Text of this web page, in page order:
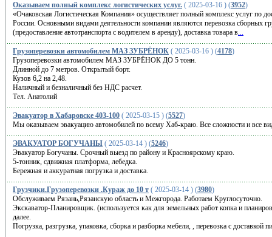
Оказываем полный комплекс логистических услуг. ( 2025-03-16 ) (3952)
«Очаковская Логистическая Компания» осуществляет полный комплекс услуг по
России. Основными видами деятельности компании являются перевозка сборных
(предоставление автотранспорта с водителем в аренду), доставка товара в...
Грузоперевозки автомобилем МАЗ ЗУБРЁНОК ( 2025-03-16 ) (4178)
Грузоперевозки автомобилем МАЗ ЗУБРЁНОК ДО 5 тонн.
Длинной до 7 метров. Открытый борт.
Кузов 6,2 на 2,48.
Наличный и безналичный без НДС расчет.
Тел. Анатолий
Эвакуатор в Хабаровске 403-100 ( 2025-03-15 ) (5527)
Мы оказываем эвакуацию автомобилей по всему Хаб-краю. Все сложности и все
ЭВАКУАТОР БОГУЧАНЫ ( 2025-03-14 ) (5246)
Эвакуатор Богучаны. Срочный выезд по району и Красноярскому краю.
5-тонник, сдвижная платформа, лебедка.
Бережная и аккуратная погрузка и доставка.
Грузчики.Грузоперевозки .Кураж до 10 т ( 2025-03-14 ) (3980)
Обслуживаем Рязань,Рязанскую область и Межгорода. Работаем Круглосуточно.
Экскаватор-Планировщик. (используется как для земельных работ копка и
далее.
Погрузка, разгрузка, упаковка, сборка и разборка мебели, , перевозка с доставкой